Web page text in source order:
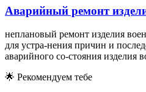
Аварийный ремонт
неплановый ремонт изделия
для устра-нения причин и
аварийного со-стояния изделия
🌟 Рекомендуем тебе